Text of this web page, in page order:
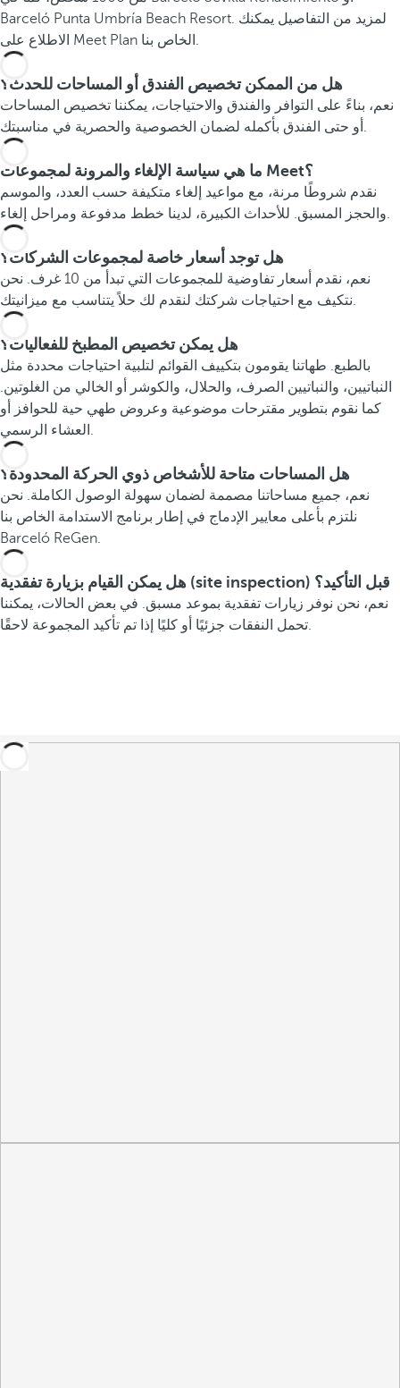
Barceló Punta Umbría Beach Resort. لمزيد من التفاصيل يمكنك
الاطلاع على Meet Plan الخاص بنا.
هل من الممكن تخصيص الفندق أو المساحات للحدث؟
نعم، بناءً على التوافر والفندق والاحتياجات، يمكننا تخصيص المساحات
أو حتى الفندق بأكمله لضمان الخصوصية والحصرية في مناسبتك.
ما هي سياسة الإلغاء والمرونة لمجموعات Meet؟
نقدم شروطًا مرنة، مع مواعيد إلغاء متكيفة حسب العدد، والموسم
والحجز المسبق. للأحداث الكبيرة، لدينا خطط مدفوعة ومراحل إلغاء.
هل توجد أسعار خاصة لمجموعات الشركات؟
نعم، نقدم أسعار تفاوضية للمجموعات التي تبدأ من 10 غرف. نحن
نتكيف مع احتياجات شركتك لنقدم لك حلاً يتناسب مع ميزانيتك.
هل يمكن تخصيص المطبخ للفعاليات؟
بالطبع. طهاتنا يقومون بتكييف القوائم لتلبية احتياجات محددة مثل
النباتيين، والنباتيين الصرف، والحلال، والكوشر أو الخالي من الغلوتين.
كما نقوم بتطوير مقترحات موضوعية وعروض طهي حية للحوافز أو
العشاء الرسمي.
هل المساحات متاحة للأشخاص ذوي الحركة المحدودة؟
نعم، جميع مساحاتنا مصممة لضمان سهولة الوصول الكاملة. نحن
نلتزم بأعلى معايير الإدماج في إطار برنامج الاستدامة الخاص بنا
Barceló ReGen.
هل يمكن القيام بزيارة تفقدية (site inspection) قبل التأكيد؟
نعم، نحن نوفر زيارات تفقدية بموعد مسبق. في بعض الحالات، يمكننا
تحمل النفقات جزئيًا أو كليًا إذا تم تأكيد المجموعة لاحقًا.